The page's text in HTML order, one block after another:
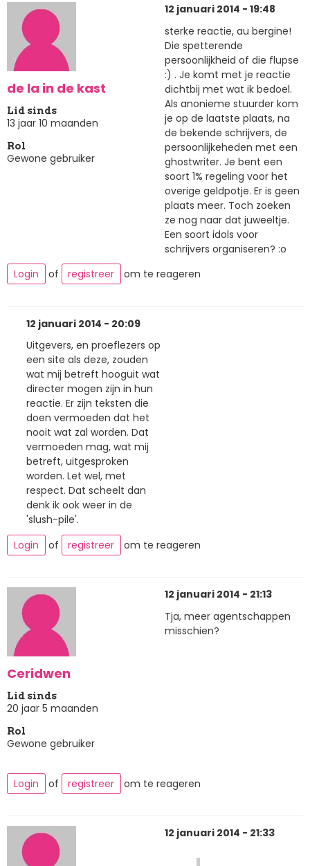
de la in de kast
Lid sinds
13 jaar 10 maanden
Rol
Gewone gebruiker
12 januari 2014 - 19:48
sterke reactie, au bergine!
Die spetterende
persoonlijkheid of die flupse
:) . Je komt met je reactie
dichtbij met wat ik bedoel.
Als anonieme stuurder kom
je op de laatste plaats, na
de bekende schrijvers, de
persoonlijkeheden met een
ghostwriter. Je bent een
soort 1% regeling voor het
overige geldpotje. Er is geen
plaats meer. Toch zoeken
ze nog naar dat juweeltje.
Een soort idols voor
schrijvers organiseren? :o
Login
of registreer om te reageren
12 januari 2014 - 20:09
Uitgevers, en proeflezers op
een site als deze, zouden
wat mij betreft hooguit wat
directer mogen zijn in hun
reactie. Er zijn teksten die
doen vermoeden dat het
nooit wat zal worden. Dat
vermoeden mag, wat mij
betreft, uitgesproken
worden. Let wel, met
respect. Dat scheelt dan
denk ik ook weer in de
'slush-pile'.
Login
of registreer om te reageren
Ceridwen
Lid sinds
20 jaar 5 maanden
Rol
Gewone gebruiker
12 januari 2014 - 21:13
Tja, meer agentschappen
misschien?
Login of registreer om te reageren
12 januari 2014 - 21:33